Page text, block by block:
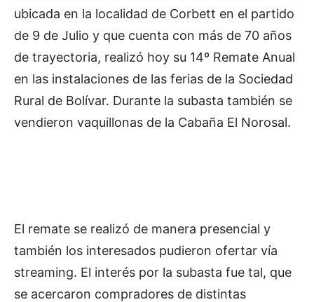
ubicada en la localidad de Corbett en el partido
de 9 de Julio y que cuenta con más de 70 años
de trayectoria, realizó hoy su 14º Remate Anual
en las instalaciones de las ferias de la Sociedad
Rural de Bolívar. Durante la subasta también se
vendieron vaquillonas de la Cabaña El Norosal.
El remate se realizó de manera presencial y
también los interesados pudieron ofertar vía
streaming. El interés por la subasta fue tal, que
se acercaron compradores de distintas